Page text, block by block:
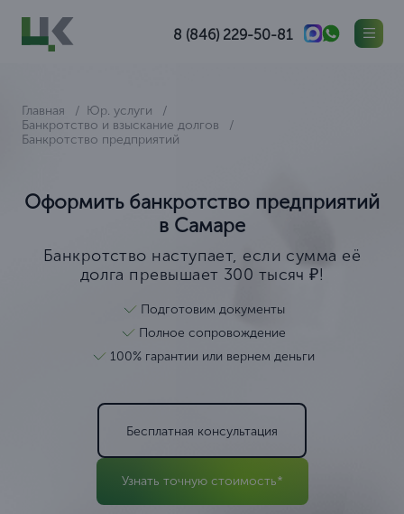
8 (846) 229-50-81
Главная
Юр. услуги
Банкротство и взыскание долгов
Банкротство предприятий
Оформить банкротство предприятий
в Самаре
Банкротство наступает, если сумма её
долга превышает 300 тысяч ₽!
Подготовим документы
Полное сопровождение
100% гарантии или вернем деньги
Бесплатная консультация
Узнать точную стоимость*